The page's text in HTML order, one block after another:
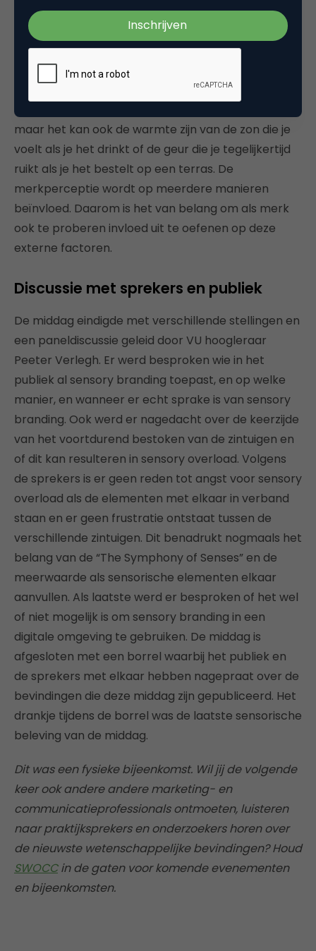
consumenten bij bepaalde producten hebben. “The
Symphony of Senses” noemt Ronald het. Hoe het
eruit ziet, hoe het ruikt, hoe het smaakt en hoe het
voelt draagt allemaal bij aan de manier waarop
consumenten naar een product kijken. Een glas
frisdrank is niet alleen de smaak van zoet drinken,
maar het kan ook de warmte zijn van de zon die je
voelt als je het drinkt of de geur die je tegelijkertijd
ruikt als je het bestelt op een terras. De
merkperceptie wordt op meerdere manieren
beïnvloed. Daarom is het van belang om als merk
ook te proberen invloed uit te oefenen op deze
externe factoren.
Discussie met sprekers en publiek
De middag eindigde met verschillende stellingen en
een paneldiscussie geleid door VU hoogleraar
Peeter Verlegh. Er werd besproken wie in het
publiek al sensory branding toepast, en op welke
manier, en wanneer er echt sprake is van sensory
branding. Ook werd er nagedacht over de keerzijde
van het voortdurend bestoken van de zintuigen en
of dit kan resulteren in sensory overload. Volgens
de sprekers is er geen reden tot angst voor sensory
overload als de elementen met elkaar in verband
staan en er geen frustratie ontstaat tussen de
verschillende zintuigen. Dit benadrukt nogmaals het
belang van de “The Symphony of Senses” en de
meerwaarde als sensorische elementen elkaar
aanvullen. Als laatste werd er besproken of het wel
of niet mogelijk is om sensory branding in een
digitale omgeving te gebruiken. De middag is
afgesloten met een borrel waarbij het publiek en
de sprekers met elkaar hebben nagepraat over de
bevindingen die deze middag zijn gepubliceerd. Het
drankje tijdens de borrel was de laatste sensorische
beleving van de middag.
Dit was een fysieke bijeenkomst. Wil jij de volgende
keer ook andere andere marketing- en
communicatieprofessionals ontmoeten, luisteren
naar praktijksprekers en onderzoekers horen over
de nieuwste wetenschappelijke bevindingen? Houd
SWOCCin de gaten voor komende evenementen
en bijeenkomsten.